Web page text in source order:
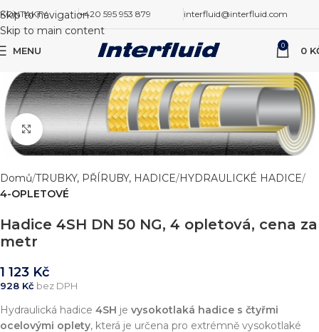
Skip to navigation
Skip to main content
KONTAKTY +420 595 953 879 interfluid@interfluid.com
MENU 0 0
Zvětšit obrázek
Domů TRUBKY, PŘÍRUBY, HADICE HYDRAULICKÉ HADICE
4-OPLETOVÉ
Hadice 4SH DN 50 NG, 4 opletová, cena za
metr
1 123 Kč
928 Kč bez DPH
Hydraulická hadice 4SH je vysokotlaká hadice s čtyřmi
ocelovými oplety, která je určena pro extrémně vysokotlaké